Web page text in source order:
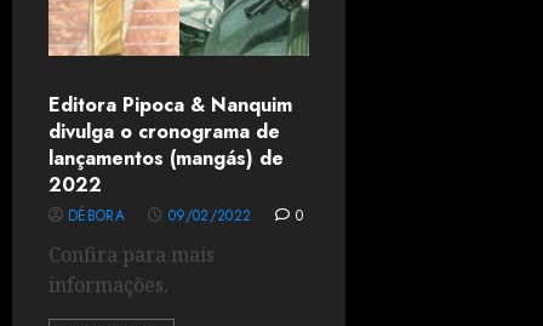
Editora Pipoca & Nanquim
divulga o cronograma de
lançamentos (mangás) de
2022
DÉBORA 09/02/2022 0
Confira para mais
informações.